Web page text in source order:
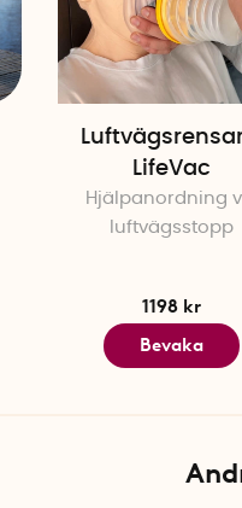
LifeVac
Hjälpanordning
luftvägsstopp
1198 kr
Bevaka